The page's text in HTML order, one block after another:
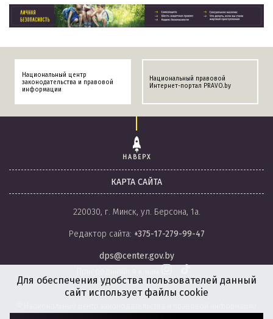
Национальный центр
законодательства и правовой
информации
Национальный правовой
Интернет-портал PRAVO.by
НАВЕРХ
КАРТА САЙТА
220030, г. Минск, ул. Берсона, 1а.
Редактор сайта: +375-17-279-99-47
dps@center.gov.by
Для обеспечения удобства пользователей данный
сайт использует файлы cookie